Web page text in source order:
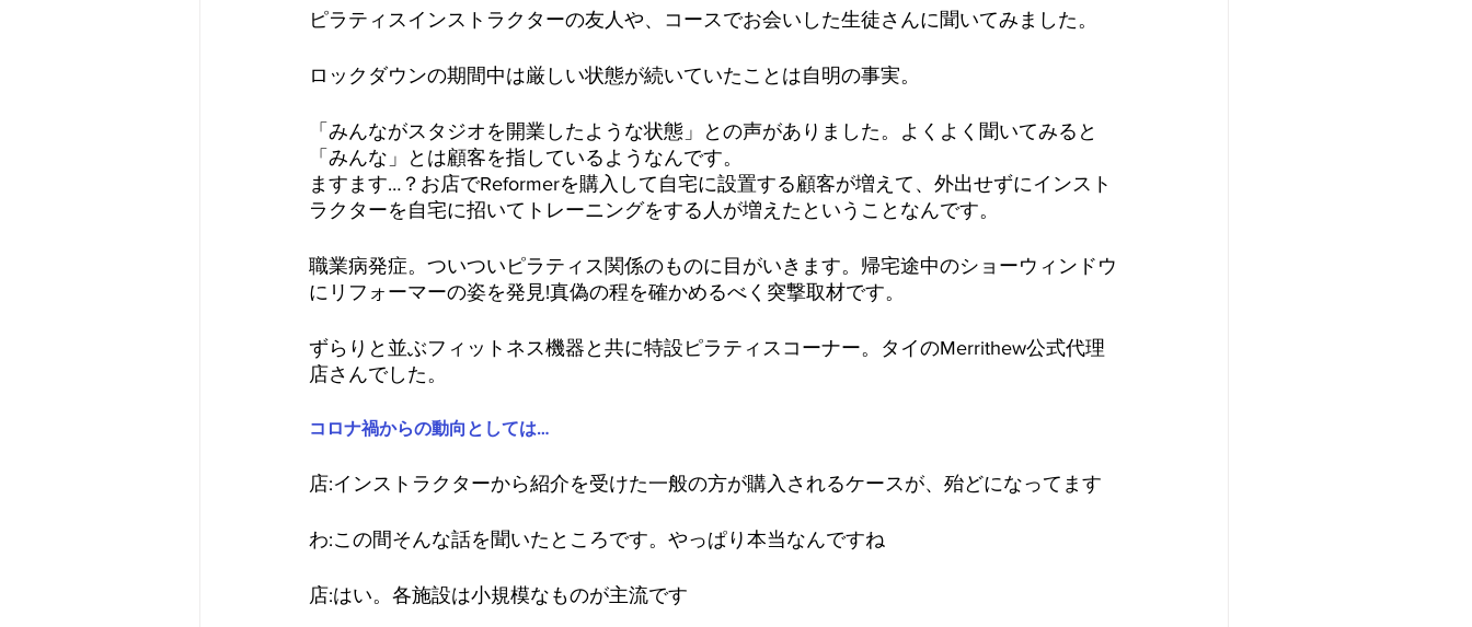
ピラティスインストラクターの友人や、コースでお会いした生徒さんに聞いてみました。
ロックダウンの期間中は厳しい状態が続いていたことは自明の事実。
「みんながスタジオを開業したような状態」との声がありました。よくよく聞いてみると
「みんな」とは顧客を指しているようなんです。
ますます…？お店でReformerを購入して自宅に設置する顧客が増えて、外出せずにインスト
ラクターを自宅に招いてトレーニングをする人が増えたということなんです。
職業病発症。ついついピラティス関係のものに目がいきます。帰宅途中のショーウィンドウ
にリフォーマーの姿を発見!真偽の程を確かめるべく突撃取材です。
ずらりと並ぶフィットネス機器と共に特設ピラティスコーナー。タイのMerrithew公式代理
店さんでした。
コロナ禍からの動向としては…
店:インストラクターから紹介を受けた一般の方が購入されるケースが、殆どになってます
わ:この間そんな話を聞いたところです。やっぱり本当なんですね
店:はい。各施設は小規模なものが主流です